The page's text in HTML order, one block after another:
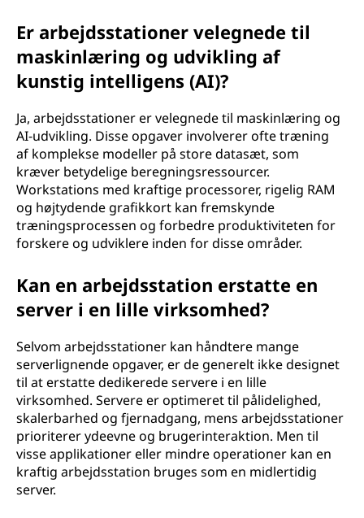
Er arbejdsstationer velegnede til
maskinlæring og udvikling af
kunstig intelligens (AI)?
Ja, arbejdsstationer er velegnede til maskinlæring og
AI-udvikling. Disse opgaver involverer ofte træning
af komplekse modeller på store datasæt, som
kræver betydelige beregningsressourcer.
Workstations med kraftige processorer, rigelig RAM
og højtydende grafikkort kan fremskynde
træningsprocessen og forbedre produktiviteten for
forskere og udviklere inden for disse områder.
Kan en arbejdsstation erstatte en
server i en lille virksomhed?
Selvom arbejdsstationer kan håndtere mange
serverlignende opgaver, er de generelt ikke designet
til at erstatte dedikerede servere i en lille
virksomhed. Servere er optimeret til pålidelighed,
skalerbarhed og fjernadgang, mens arbejdsstationer
prioriterer ydeevne og brugerinteraktion. Men til
visse applikationer eller mindre operationer kan en
kraftig arbejdsstation bruges som en midlertidig
server.